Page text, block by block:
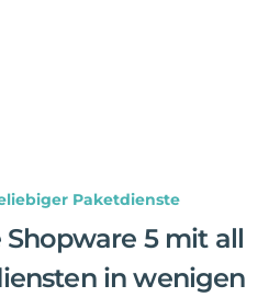
Paketdienste
Shopware 5 mit all
in wenigen